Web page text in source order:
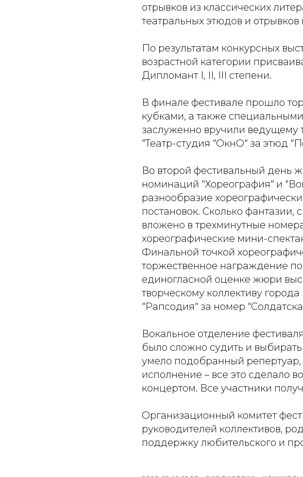
отрывков из классических
театральных этюдов и отрывков
По результатам конкурсных
возрастной категории
Дипломант I, II, III степени.
В финале фестивале прошло
кубками, а также
заслуженно вручили ведущему
"Театр-студия "ОкнО" за этюд
Во второй фестивальный день
номинаций "Хореография" и
разнообразие
постановок. Сколько фантазии,
вложено в трехминутные
хореографические мини-
Финальной точкой
торжественное награждение
единогласной оценке жюри
творческому коллективу
"Рапсодия" за номер
Вокальное отделение
было сложно судить и
умело подобранный
исполнение – все это сделало
концертом. Все участники
Организационный комитет
руководителей коллективов,
поддержку любительского и